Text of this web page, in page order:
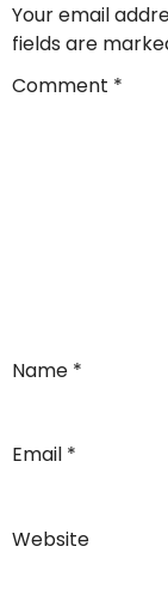
Your email
fields are
Comment *
Name *
Email *
Website